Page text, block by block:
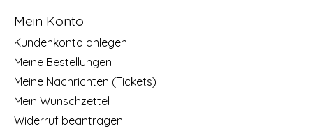
Mein Konto
Kundenkonto anlegen
Meine Bestellungen
Meine Nachrichten (Tickets)
Mein Wunschzettel
Widerruf beantragen